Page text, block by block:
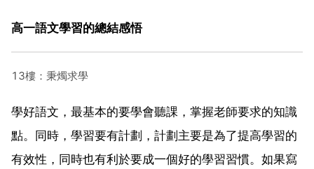
高一語文學習的總結感悟
13樓：秉燭求學
學好語文，最基本的要學會聽課，掌握老師要求的知識
點。同時，學習要有計劃，計劃主要是為了提高學習的
有效性，同時也有利於要成一個好的學習習慣。如果寫